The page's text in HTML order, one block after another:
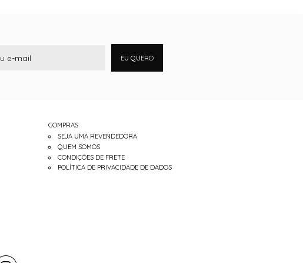
EU QUERO
COMPRAS
SEJA UMA REVENDEDORA
QUEM SOMOS
CONDIÇÕES DE FRETE
POLÍTICA DE PRIVACIDADE DE DADOS